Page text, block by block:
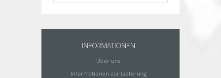
INFORMATIONEN
Über uns
Informationen zur Lieferung